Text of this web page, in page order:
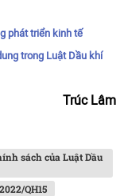
phát triển kinh tế
trong Luật Dầu khí
Trúc Lâm
sách của Luật Dầu
QH15